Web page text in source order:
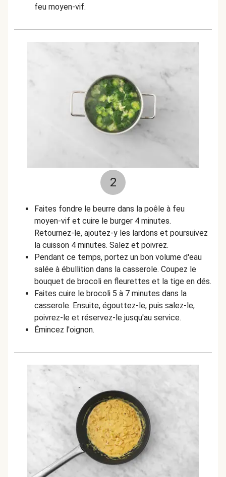
feu moyen-vif.
2
Faites fondre le beurre dans la poêle à feu
moyen-vif et cuire le burger 4 minutes.
Retournez-le, ajoutez-y les lardons et poursuivez
la cuisson 4 minutes. Salez et poivrez.
Pendant ce temps, portez un bon volume d'eau
salée à ébullition dans la casserole. Coupez le
bouquet de brocoli en fleurettes et la tige en dés.
Faites cuire le brocoli 5 à 7 minutes dans la
casserole. Ensuite, égouttez-le, puis salez-le,
poivrez-le et réservez-le jusqu'au service.
Émincez l'oignon.